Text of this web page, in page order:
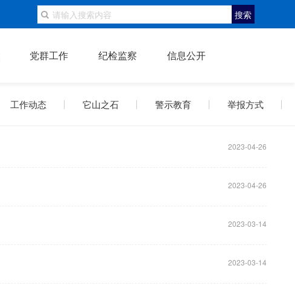
搜索
党群工作 纪检监察 信息公开
工作动态 它山之石 警示教育 举报方式
2023-04-26
2023-04-26
2023-03-14
2023-03-14